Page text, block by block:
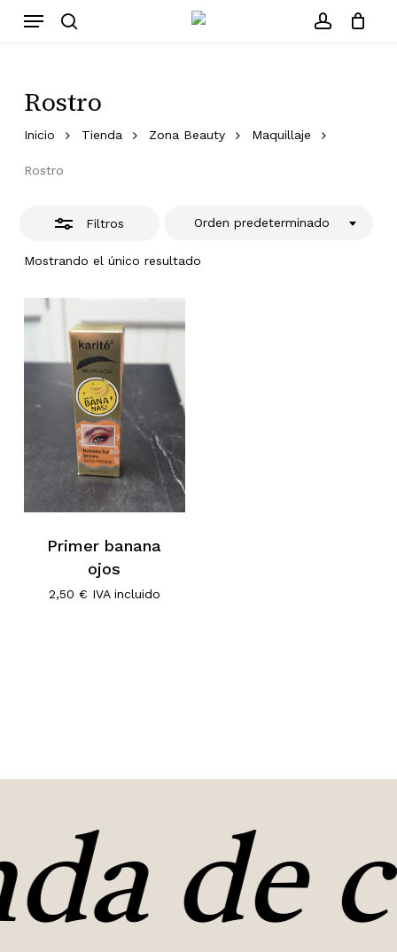
Menu
No hay productos en el carrito.
Rostro
Inicio Tienda Zona Beauty Maquillaje
Rostro
Filtros
Mostrando el único resultado
Orden predeterminado
Primer banana
ojos
2,50 € IVA incluido
de